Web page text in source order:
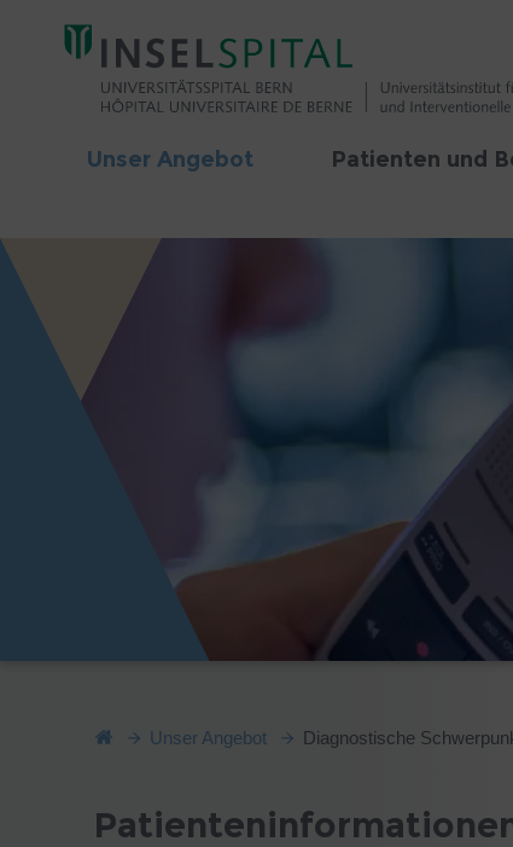
Unser Angebot Patienten und
Unser Angebot Diagnostische